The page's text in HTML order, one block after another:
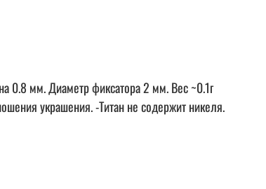
0.8 мм. Диаметр фиксатора 2 мм. Вес ~0.1г
украшения. -Титан не содержит никеля.